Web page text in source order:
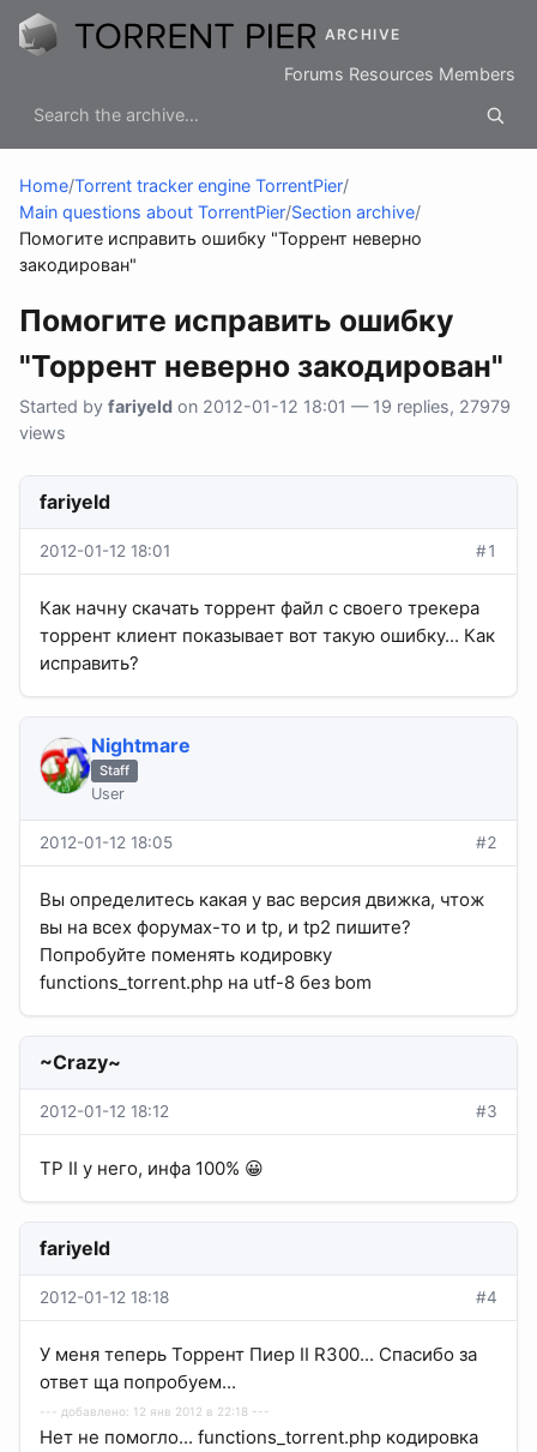
ARCHIVE
Forums Resources Members
Home/Torrent tracker engine TorrentPier/
Main questions about TorrentPier/Section archive/
Помогите исправить ошибку "Торрент неверно
закодирован"
Помогите исправить ошибку
"Торрент неверно закодирован"
Started by fariyeld on 2012-01-12 18:01 — 19 replies, 27979
views
fariyeld
2012-01-12 18:01 #1
Как начну скачать торрент файл с своего трекера
торрент клиент показывает вот такую ошибку... Как
исправить?
Nightmare
Staff
User
2012-01-12 18:05 #2
Вы определитесь какая у вас версия движка, чтож
вы на всех форумах-то и tp, и tp2 пишите?
Попробуйте поменять кодировку
functions_torrent.php на utf-8 без bom
~Crazy~
2012-01-12 18:12 #3
TP II у него, инфа 100% 😀
fariyeld
2012-01-12 18:18 #4
У меня теперь Торрент Пиер II R300... Спасибо за
ответ ща попробуем...
--- добавлено: 12 янв 2012 в 22:18 ---
Нет не помогло... functions_torrent.php кодировка